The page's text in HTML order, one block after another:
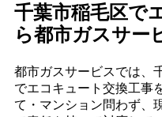
千葉市稲毛区で
ら都市ガスサー
都市ガスサービスでは、
でエコキュート交換工事
て・マンション問わず、